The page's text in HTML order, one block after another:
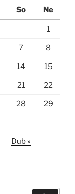
So Ne
1
7 8
14 15
21 22
28 29
Dub »